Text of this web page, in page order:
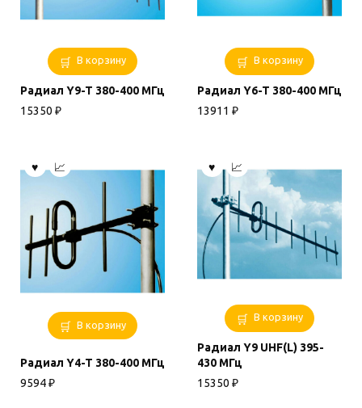
В корзину
Радиал Y9-T 380-400 МГц
15350 ₽
В корзину
Радиал Y6-T 380-400 МГц
13911 ₽
В корзину
Радиал Y4-T 380-400 МГц
9594₽
В корзину
Радиал Y9 UHF(L) 395-
430 МГц
15350 ₽